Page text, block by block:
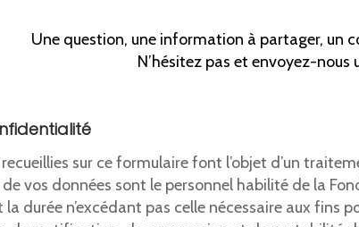
Une question, une information à partager, un
N’hésitez pas et envoyez-nous
sur ce formulaire font l’objet d’un
vos données sont le personnel habilité de la
durée n’excédant pas celle nécessaire aux fins